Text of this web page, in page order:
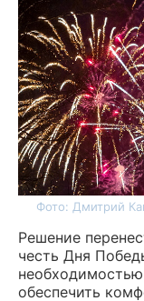
Фото: Дмитрий
Решение
честь Дня
обеспечить